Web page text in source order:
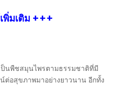
พิ่มเติม +++
นพืชสมุนไพรตามธรรมชาติที่มี
อสุขภาพมาอย่างยาวนาน อีกทั้ง